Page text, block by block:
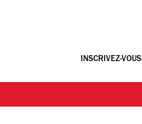
INSCRIVEZ-VOUS